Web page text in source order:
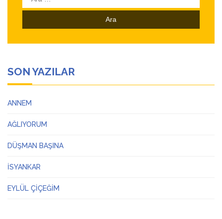
SON YAZILAR
ANNEM
AĞLIYORUM
DÜŞMAN BAŞINA
İSYANKAR
EYLÜL ÇİÇEĞİM